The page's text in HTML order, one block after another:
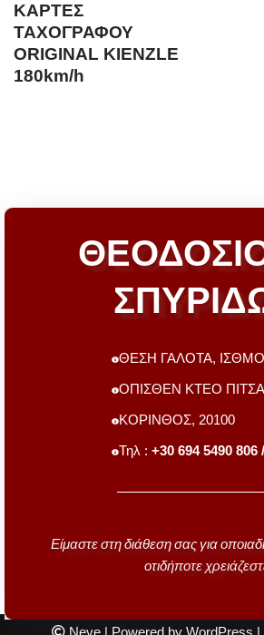
ΚΑΡΤΕΣ
ΤΑΧΟΓΡΑΦΟΥ
ORIGINAL KIENZLE
180km/h
ΘΕΣΗ ΓΑΛΟΤΑ,
ΟΠΙΣΘΕΝ ΚΤΕΟ
ΚΟΡΙΝΘΟΣ, 20100
Τηλ : +30 694 5490 806
Είμαστε στη διάθεση σας για
οτιδήποτε